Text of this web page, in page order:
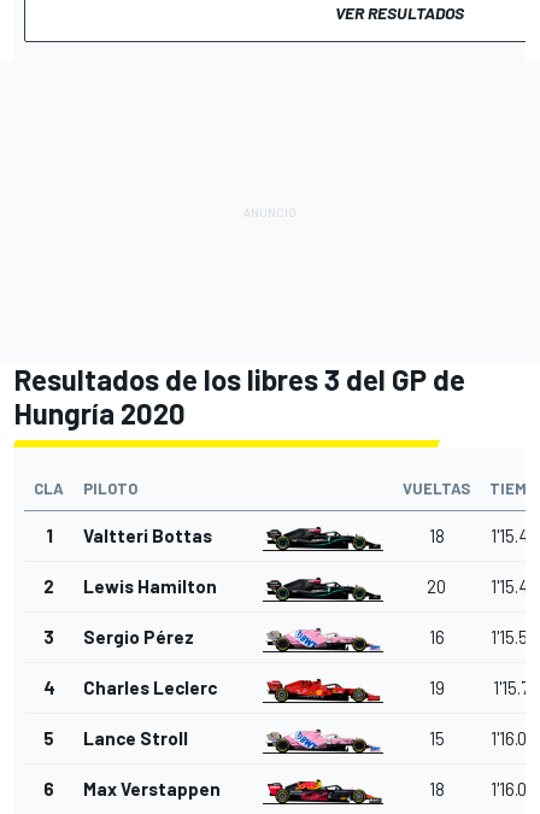
VER RESULTADOS
Resultados de los libres 3 del GP de
Hungría 2020
CLA PILOTO VUELTAS
1 Valtteri Bottas 18
2 Lewis Hamilton 20
3 Sergio Pérez 16
4 Charles Leclerc 19
5 Lance Stroll 15
6 Max Verstappen 18